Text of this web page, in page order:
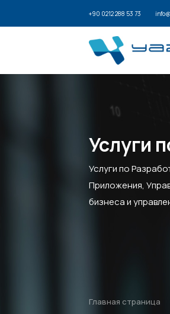
+90 0212 288 53 73
Услуги
Услуги по
Приложения,
бизнеса и
Главная страница